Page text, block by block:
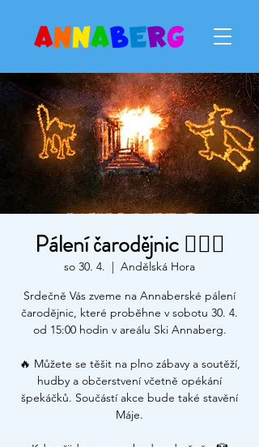
Pálení čarodějnic 🧙🏻‍♀️
so 30. 4.
  |
Andělská Hora
Srdečně Vás zveme na Annaberské pálení
čarodějnic, které proběhne v sobotu 30. 4.
od 15:00 hodin v areálu Ski Annaberg.
🔥 Můžete se těšit na plno zábavy a soutěží,
hudby a občerstvení včetně opékání
špekáčků. Součástí akce bude také stavění
Máje.